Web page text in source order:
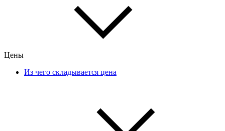
Цены
Из чего складывается цена